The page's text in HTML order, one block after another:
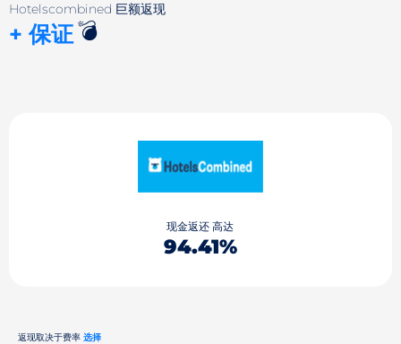
Hotelsсombined 巨额返现
+ 保证💣
现金返还 高达
94.41%
返现取决于费率 选择